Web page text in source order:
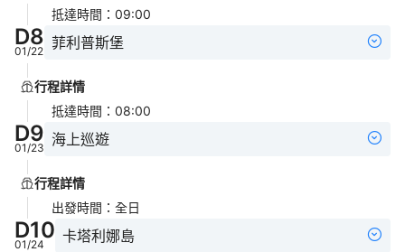
抵達時間 ： 09:00
D8
01/22 菲利普斯堡
行程詳情
抵達時間 ： 08:00
D9
01/23 海上巡遊
行程詳情
出發時間 ： 全日
D10
01/24 卡塔利娜島